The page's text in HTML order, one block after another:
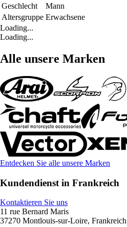
Geschlecht
Mann
Altersgruppe Erwachsene
Loading...
Loading...
Alle unsere Marken
Entdecken Sie alle unsere Marken
Kundendienst in Frankreich
Kontaktieren Sie uns
11 rue Bernard Maris
37270 Montlouis-sur-Loire, Frankreich